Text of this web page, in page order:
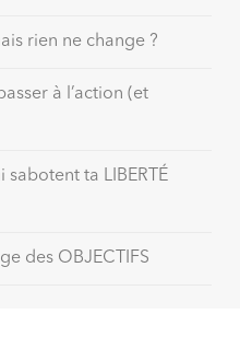
rien ne change ?
à l’action (et
sabotent ta LIBERTÉ
des OBJECTIFS